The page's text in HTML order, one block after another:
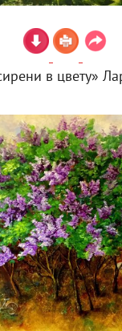
в цвету»